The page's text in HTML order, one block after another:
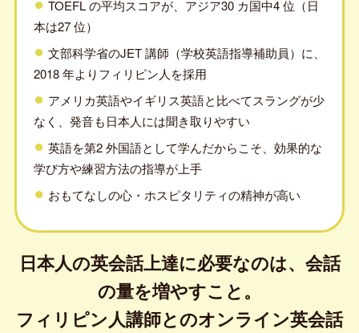
TOEFL の平均スコアが、アジア30 カ国中4 位（日
本は27 位）
文部科学省のJET 講師（学校英語指導補助員）に、
2018 年よりフィリピン人を採用
アメリカ英語やイギリス英語と比べてスラングが少
なく、発音も日本人には聞き取りやすい
英語を第2 外国語として学んだからこそ、効果的な
学び方や練習方法の指導が上手
おもてなしの心・ホスピタリティの精神が高い
日本人の英会話上達に必要なのは、会話
の量を増やすこと。
フィリピン人講師とのオンライン英会話